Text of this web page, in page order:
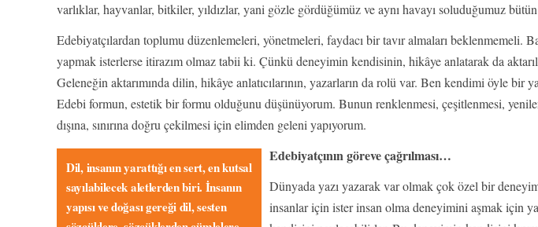
varlıklar, hayvanlar, bitkiler, yıldızlar, yani gözle gördüğümüz ve aynı havayı soluduğumuz
Edebiyatçılardan toplumu düzenlemeleri, yönetmeleri, faydacı bir tavır almaları beklenmemeli.
yapmak isterlerse itirazım olmaz tabii ki. Çünkü deneyimin kendisinin, hikâye anlatarak da
Geleneğin aktarımında dilin, hikâye anlatıcılarının, yazarların da rolü var. Ben kendimi öyle bir
Edebi formun, estetik bir formu olduğunu düşünüyorum. Bunun renklenmesi, çeşitlenmesi,
dışına, sınırına doğru çekilmesi için elimden geleni yapıyorum.
Dil, insanın yarattığı en sert, en kutsal
sayılabilecek aletlerden biri. İnsanın
yapısı ve doğası gereği dil, sesten
Edebiyatçının göreve çağrılması…
Dünyada yazı yazarak var olmak çok özel bir
insanlar için ister insan olma deneyimini aşmak için